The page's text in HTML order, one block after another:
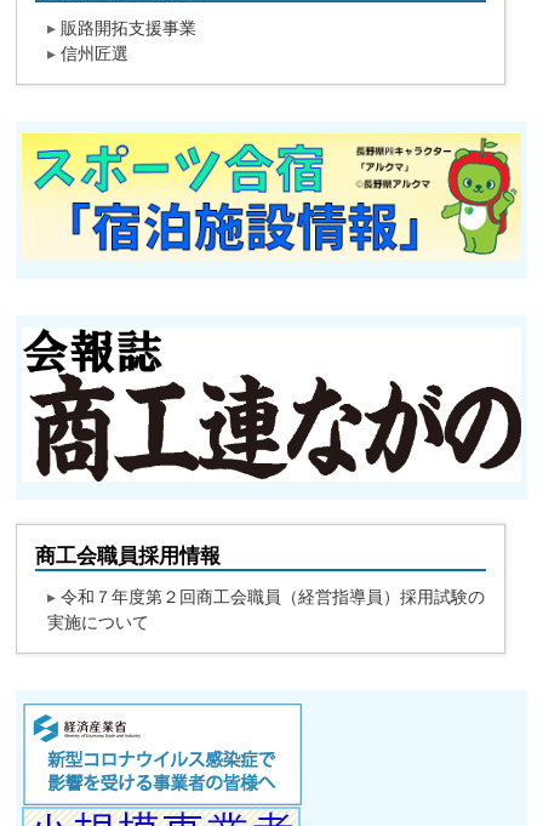
▸販路開拓支援事業
▸信州匠選
商工会職員採用情報
▸令和７年度第２回商工会職員（経営指導員）採用試験の
実施について